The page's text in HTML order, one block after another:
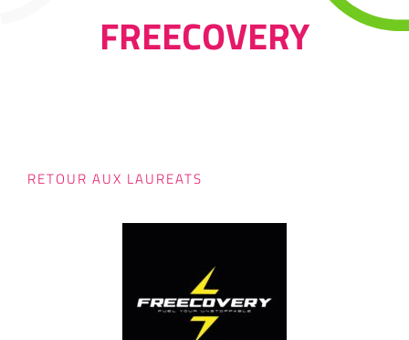
FREECOVERY
RETOUR AUX LAUREATS